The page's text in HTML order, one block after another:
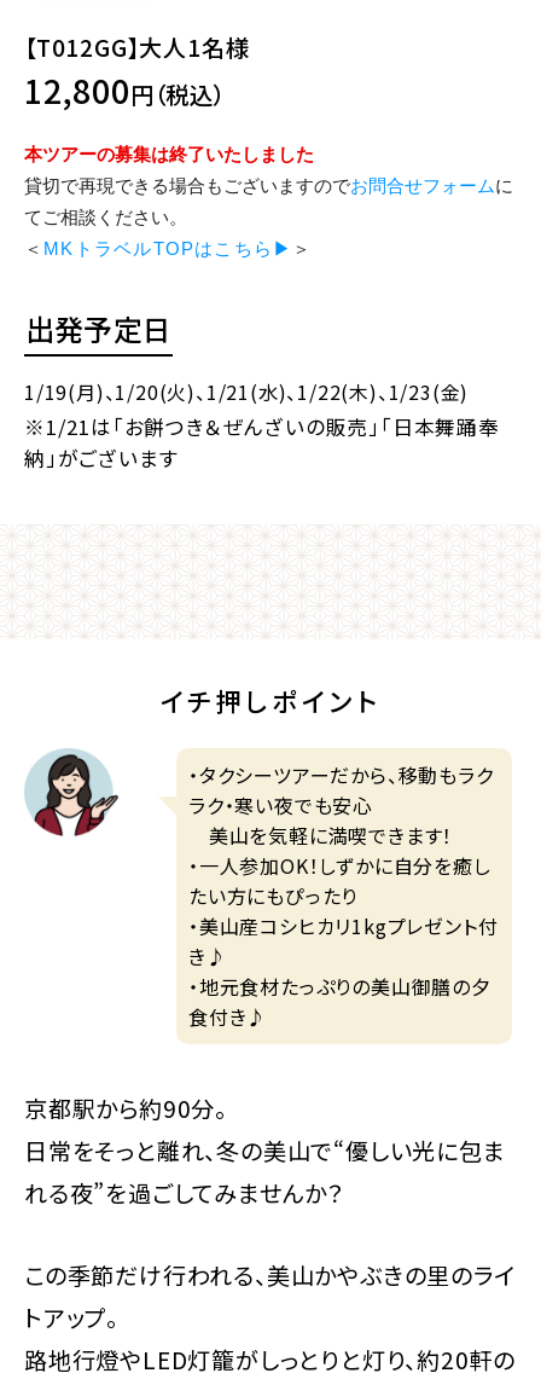
【T012GG】大人1名様
12,800円（税込）
本ツアーの募集は終了いたしました
貸切で再現できる場合もございますのでお問合せフォームに
てご相談ください。
＜ MKトラベルTOPはこちら▶ ＞
出発予定日
1/19(月)、1/20(火)、1/21(水)、1/22(木)、1/23(金)
※1/21は「お餅つき＆ぜんざいの販売」「日本舞踊奉
納」がございます
イチ押しポイント
・タクシーツアーだから、移動もラク
ラク・寒い夜でも安心
美山を気軽に満喫できます！
・一人参加OK！しずかに自分を癒し
たい方にもぴったり
・美山産コシヒカリ1kgプレゼント付
き♪
・地元食材たっぷりの美山御膳の夕
食付き♪
京都駅から約90分。
日常をそっと離れ、冬の美山で“優しい光に包ま
れる夜”を過ごしてみませんか？
この季節だけ行われる、美山かやぶきの里のライ
トアップ。
路地行燈やLED灯籠がしっとりと灯り、約20軒の